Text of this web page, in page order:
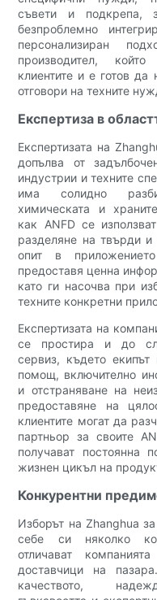
съвети и подкрепа,
безпроблемно
персонализиран
производител,
клиентите и е готов
отговори на техните
Експертиза в
Експертизата на
допълва от
индустрии и техните
има солидно
химическата и
как ANFD се
разделяне на твърди и
опит в
предоставя ценна
като ги насочва при
техните конкретни
Експертизата на
се простира и до
сервиз, където екипът
помощ, включително
и отстраняване на
предоставяне на
клиентите могат да
партньор за своите
получават постоянна
жизнен цикъл на
Конкурентни
Изборът на Zhanghua
себе си няколко
отличават
доставчици на
качеството,